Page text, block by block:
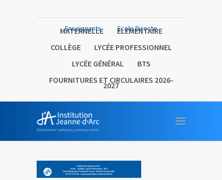
MATERNELLE
ELEMENTAIRE
COLLÈGE
LYCÉE PROFESSIONNEL
LYCÉE GÉNÉRAL
BTS
FOURNITURES ET CIRCULAIRES 2026-
2027
Enseignants Ecole Directe